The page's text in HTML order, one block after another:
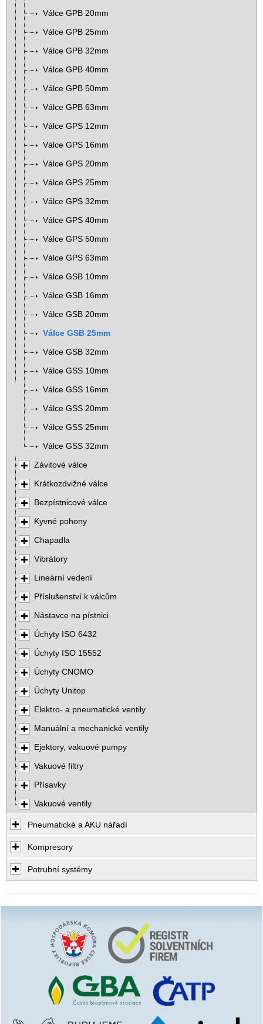
Válce GPB 20mm
Válce GPB 25mm
Válce GPB 32mm
Válce GPB 40mm
Válce GPB 50mm
Válce GPB 63mm
Válce GPS 12mm
Válce GPS 16mm
Válce GPS 20mm
Válce GPS 25mm
Válce GPS 32mm
Válce GPS 40mm
Válce GPS 50mm
Válce GPS 63mm
Válce GSB 10mm
Válce GSB 16mm
Válce GSB 20mm
Válce GSB 25mm
Válce GSB 32mm
Válce GSS 10mm
Válce GSS 16mm
Válce GSS 20mm
Válce GSS 25mm
Válce GSS 32mm
Závitové válce
Krátkozdvižné válce
Bezpístnicové válce
Kyvné pohony
Chapadla
Vibrátory
Lineární vedení
Příslušenství k válcům
Nástavce na pístnici
Úchyty ISO 6432
Úchyty ISO 15552
Úchyty CNOMO
Úchyty Unitop
Elektro- a pneumatické ventily
Manuální a mechanické ventily
Ejektory, vakuové pumpy
Vakuové filtry
Přísavky
Vakuové ventily
Pneumatické a AKU nářadí
Kompresory
Potrubní systémy